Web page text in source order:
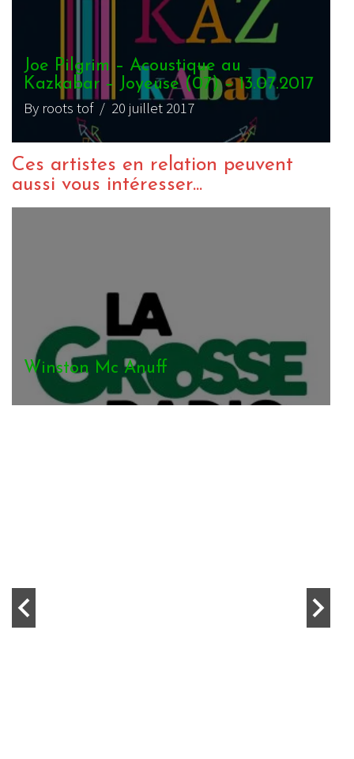
Joe Pilgrim – Acoustique au
Kazkabar – Joyeuse (07) – 13.07.2017
By roots tof/ 20 juillet 2017
Ces artistes en relation peuvent
aussi vous intéresser...
Patois Brothers